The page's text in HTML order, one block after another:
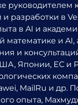
руководителем
и разработки в
в AI и
математике и
и
Японии, ЕС и
MailRu и др.
опыта,